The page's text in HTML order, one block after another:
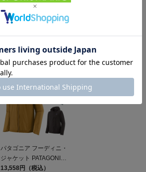
6,600円（税込）
ス・キャプリーン・クー
ル・デイリー・シャツ
Capilene Cool Daily
Shirt
5,610円（税込）
パタゴニア フーディニ・
ジャケット PATAGONIA
MS HOUDINI JKT
13,558円（税込）